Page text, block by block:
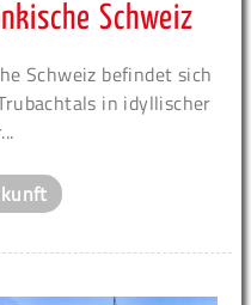
Schweiz
Schweiz befindet sich
in idyllischer